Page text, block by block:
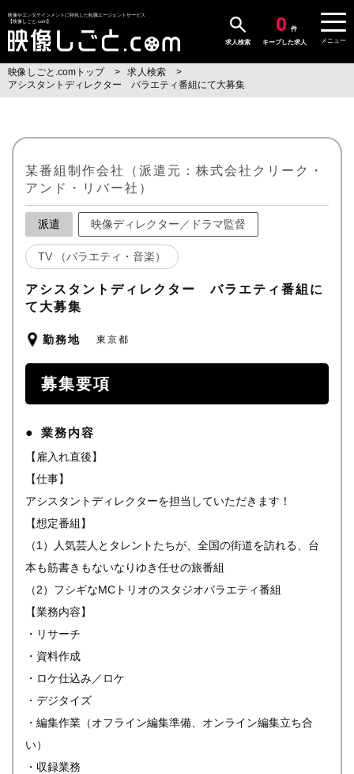
映像やエンタテインメントに特化した転職エージェントサービス
【映像しごと.com】
求人検索
0
件
キープした求人
メニュー
映像しごと.comトップ
求人検索
アシスタントディレクター バラエティ番組にて大募集
某番組制作会社（派遣元：株式会社クリーク・
アンド・リバー社）
派遣 映像ディレクター／ドラマ監督
TV （バラエティ・音楽）
アシスタントディレクター バラエティ番組に
て大募集
勤務地 東京都
募集要項
業務内容
【雇入れ直後】
【仕事】
アシスタントディレクターを担当していただきます！
【想定番組】
（1）人気芸人とタレントたちが、全国の街道を訪れる、台
本も筋書きもないなりゆき任せの旅番組
（2）フシギなMCトリオのスタジオバラエティ番組
【業務内容】
・リサーチ
・資料作成
・ロケ仕込み／ロケ
・デジタイズ
・編集作業（オフライン編集準備、オンライン編集立ち合
い）
・収録業務